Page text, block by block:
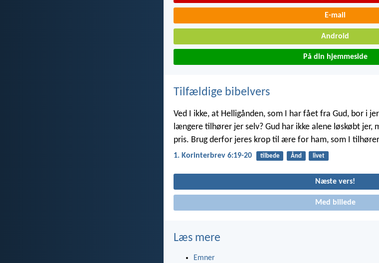
E-mail
Android
På din hjemmeside
Tilfældige bibelvers
Ved I ikke, at Helligånden, som I har fået fra Gud, bor i
længere tilhører jer selv? Gud har ikke alene løskøbt jer,
pris. Brug derfor jeres krop til ære for ham, som I
1. Korinterbrev 6:19-20 tilbede Ånd livet
Næste vers!
Med billede
Læs mere
Emner